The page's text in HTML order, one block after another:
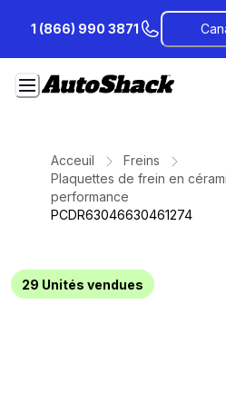
contenu
1 (866) 990 3871
Acceuil
Freins
Plaquettes de frein en
performance
PCDR63046630461274
29 Unités vendues